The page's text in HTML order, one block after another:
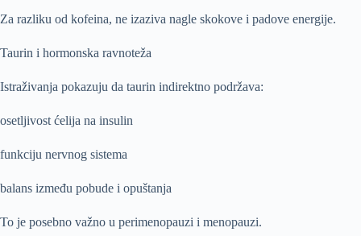
Za razliku od kofeina, ne izaziva nagle skokove i padove energije.
Taurin i hormonska ravnoteža
Istraživanja pokazuju da taurin indirektno podržava:
osetljivost ćelija na insulin
funkciju nervnog sistema
balans između pobude i opuštanja
To je posebno važno u perimenopauzi i menopauzi.